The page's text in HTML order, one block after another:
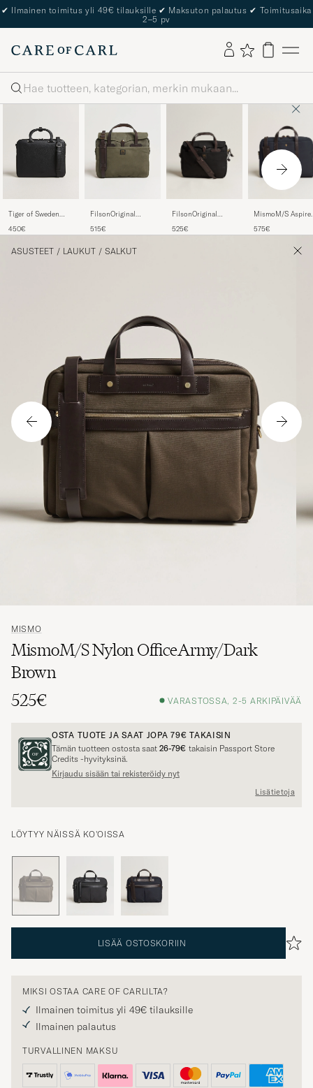
✔ Ilmainen toimitus yli 49€ tilauksille ✔ Maksuton palautus ✔ Toimitusaika
2–5 pv
Haku
Tiger of Sweden
Leather Briefcase
450€
FilsonOriginal
Green
515€
FilsonOriginal
525€
MismoM/S Aspire
Brown
575€
ASUSTEET / LAUKUT / SALKUT
MISMO
MismoM/S Nylon OfficeArmy/Dark
Brown
525€
VARASTOSSA, 2-5 ARKIPÄIVÄÄ
OSTA TUOTE JA SAAT JOPA79€ TAKAISIN
Tämän tuotteen ostosta saat 26-79€ takaisin Passport Store
Credits -hyvityksinä.
Kirjaudu sisään tai rekisteröidy nyt
Lisätietoja
LÖYTYY NÄISSÄ KO'OISSA
LISÄÄ OSTOSKORIIN
MIKSI OSTAA CARE OF CARLILTA?
Ilmainen toimitus yli 49€ tilauksille
Ilmainen palautus
TURVALLINEN MAKSU